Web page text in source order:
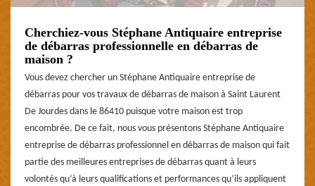
Cherchiez-vous Stéphane Antiquaire entreprise
de débarras professionnelle en débarras de
maison ?
Vous devez chercher un Stéphane Antiquaire entreprise de
débarras pour vos travaux de débarras de maison à Saint Laurent
De Jourdes dans le 86410 puisque votre maison est trop
encombrée. De ce fait, nous vous présentons Stéphane Antiquaire
entreprise de débarras professionnel en débarras de maison qui fait
partie des meilleures entreprises de débarras quant à leurs
volontés qu’à leurs qualifications et performances qu’ils appliquent